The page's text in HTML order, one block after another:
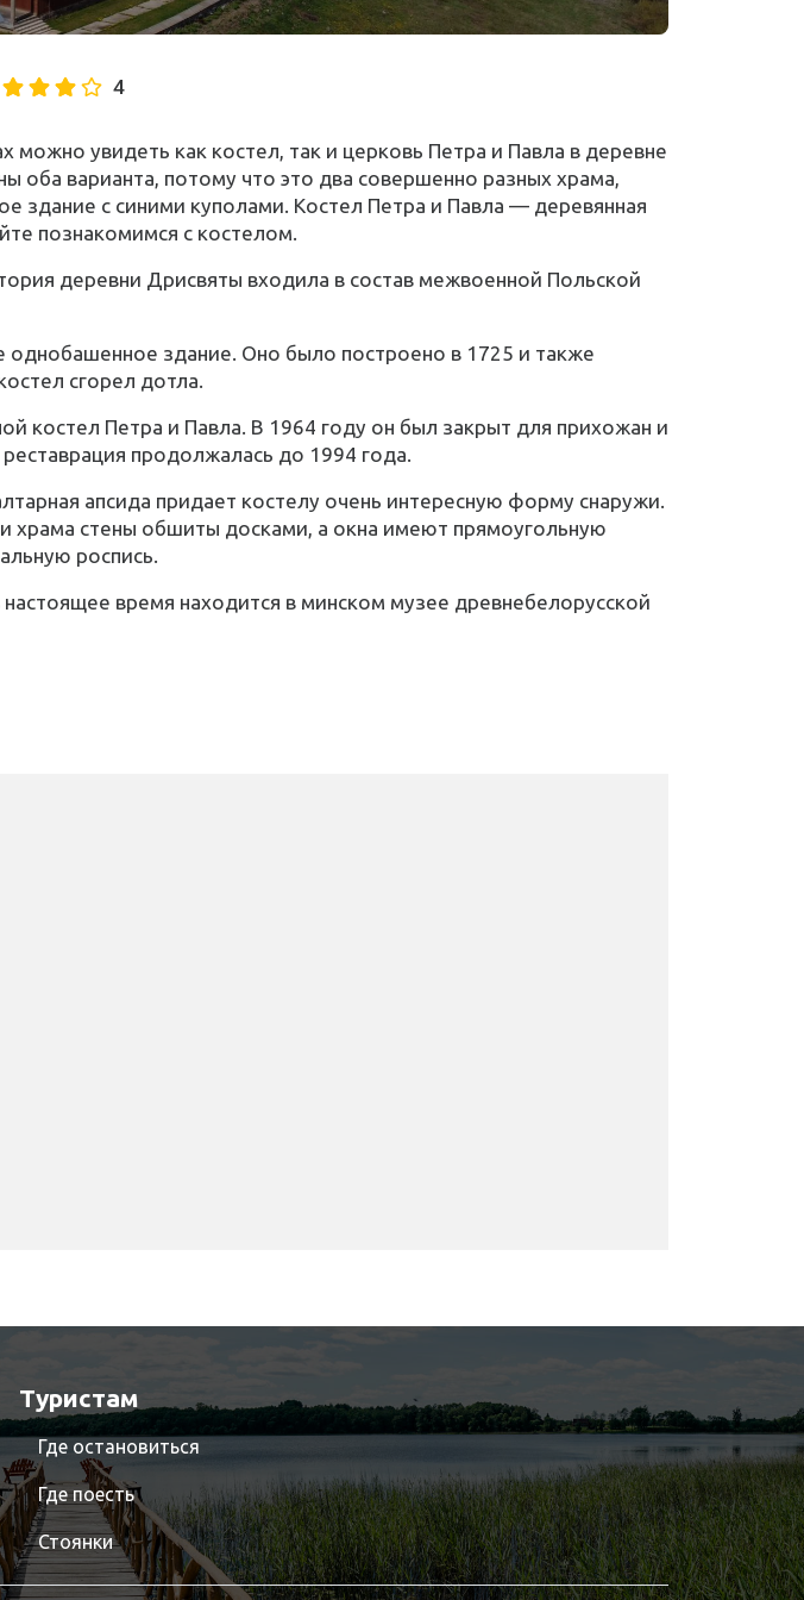
4
увидеть как костел, так и церковь Петра и Павла в деревне
оба варианта, потому что это два совершенно разных храма,
здание с синими куполами. Костел Петра и Павла — деревянная
познакомимся с костелом.
деревни Дрисвяты входила в состав межвоенной Польской
здание. Оно было построено в 1725 и также
сгорел дотла.
костел Петра и Павла. В 1964 году он был закрыт для прихожан и
продолжалась до 1994 года.
апсида придает костелу очень интересную форму снаружи.
храма стены обшиты досками, а окна имеют прямоугольную
роспись.
время находится в минском музее древнебелорусской
Туристам
Где остановиться
Где поесть
Стоянки